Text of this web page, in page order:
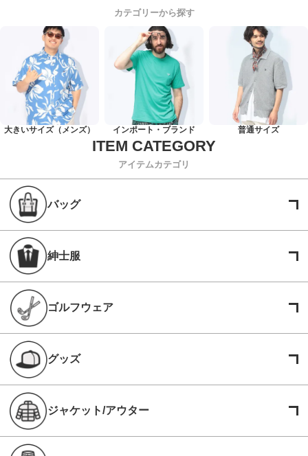
カテゴリーから探す
大きいサイズ（メンズ） インポート・ブランド 普通サイズ
アイテムカテゴリ
バッグ
紳士服
ゴルフウェア
グッズ
ジャケット/アウター